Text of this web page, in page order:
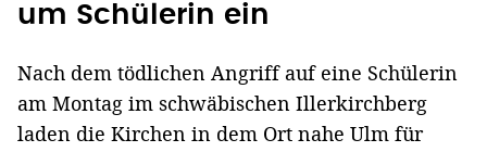
um Schülerin ein
Nach dem tödlichen Angriff auf eine Schülerin
am Montag im schwäbischen Illerkirchberg
laden die Kirchen in dem Ort nahe Ulm für